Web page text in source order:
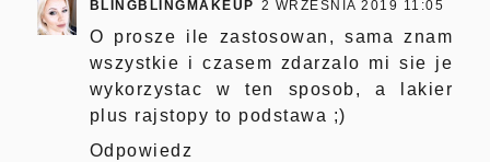
BLINGBLINGMAKEUP 2 WRZEŚNIA 2019 11:05
O prosze ile zastosowan, sama znam
wszystkie i czasem zdarzalo mi sie je
wykorzystac w ten sposob, a lakier
plus rajstopy to podstawa ;)
Odpowiedz